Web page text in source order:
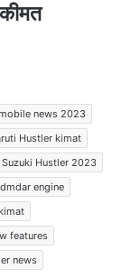
news 2023
Hustler kimat
Hustler 2023
engine
features
news